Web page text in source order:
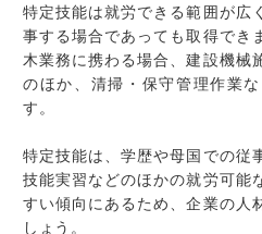
特定技能は就労できる範囲が広
事する場合であっても取得でき
木業務に携わる場合、建設機械
のほか、清掃・保守管理作業
す。
特定技能は、学歴や母国での従
技能実習などのほかの就労可能
すい傾向にあるため、企業の人
しょう。